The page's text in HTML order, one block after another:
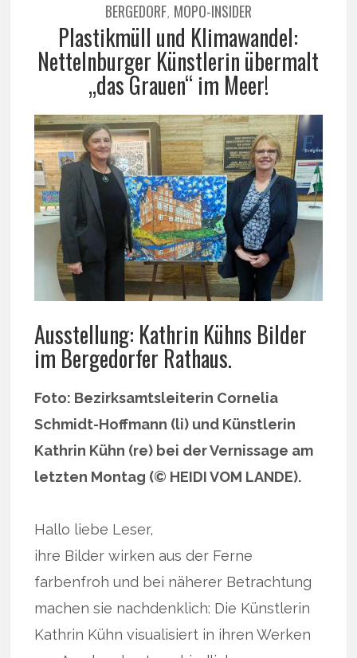
BERGEDORF, MOPO-INSIDER
Plastikmüll und Klimawandel:
Nettelnburger Künstlerin übermalt
„das Grauen“ im Meer!
Ausstellung: Kathrin Kühns Bilder
im Bergedorfer Rathaus.
Foto: Bezirksamtsleiterin Cornelia
Schmidt-Hoffmann (li) und Künstlerin
Kathrin Kühn (re) bei der Vernissage am
letzten Montag (© HEIDI VOM LANDE).
Hallo liebe Leser,
ihre Bilder wirken aus der Ferne
farbenfroh und bei näherer Betrachtung
machen sie nachdenklich: Die Künstlerin
Kathrin Kühn visualisiert in ihren Werken